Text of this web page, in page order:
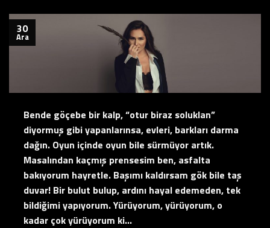
30
Ara
Bende göçebe bir kalp, “otur biraz soluklan”
diyormuş gibi yapanlarınsa, evleri, barkları darma
dağın. Oyun içinde oyun bile sürmüyor artık.
Masalından kaçmış prensesim ben, asfalta
bakıyorum hayretle. Başımı kaldırsam gök bile taş
duvar! Bir bulut bulup, ardını hayal edemeden, tek
bildiğimi yapıyorum. Yürüyorum, yürüyorum, o
kadar çok yürüyorum ki…